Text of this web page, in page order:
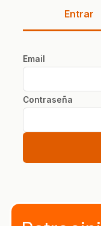
Entrar
Email
Contraseña